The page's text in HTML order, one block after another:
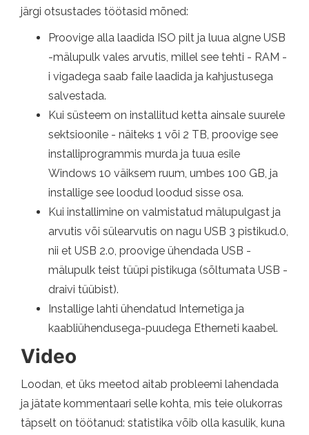
järgi otsustades töötasid mõned:
Proovige alla laadida ISO pilt ja luua algne USB
-mälupulk vales arvutis, millel see tehti - RAM -
i vigadega saab faile laadida ja kahjustusega
salvestada.
Kui süsteem on installitud ketta ainsale suurele
sektsioonile - näiteks 1 või 2 TB, proovige see
installiprogrammis murda ja tuua esile
Windows 10 väiksem ruum, umbes 100 GB, ja
installige see loodud loodud sisse osa.
Kui installimine on valmistatud mälupulgast ja
arvutis või sülearvutis on nagu USB 3 pistikud.0,
nii et USB 2.0, proovige ühendada USB -
mälupulk teist tüüpi pistikuga (sõltumata USB -
draivi tüübist).
Installige lahti ühendatud Internetiga ja
kaabliühendusega-puudega Etherneti kaabel.
Video
Loodan, et üks meetod aitab probleemi lahendada
ja jätate kommentaari selle kohta, mis teie olukorras
täpselt on töötanud: statistika võib olla kasulik, kuna